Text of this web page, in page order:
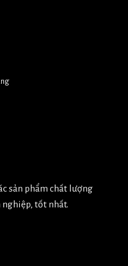
sản phẩm chất lượng
nghiệp, tốt nhất.